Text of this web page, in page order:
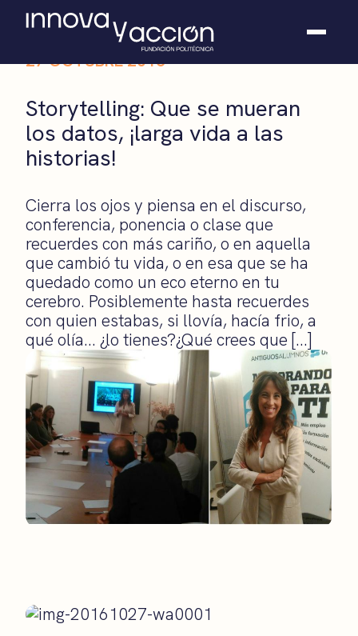
Casos de éxito
Hackathones
27 OCTUBRE 2016
Storytelling: Que se mueran
los datos, ¡larga vida a las
historias!
Cierra los ojos y piensa en el discurso,
conferencia, ponencia o clase que
recuerdes con más cariño, o en aquella
que cambió tu vida, o en esa que se ha
quedado como un eco eterno en tu
cerebro. Posiblemente hasta recuerdes
con quien estabas, si llovía, hacía frio, a
qué olía… ¿lo tienes?¿Qué crees que […]